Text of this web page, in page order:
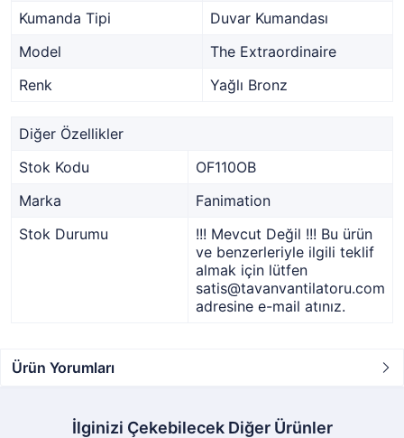
Kumanda Tipi
Duvar Kumandası
Model
The Extraordinaire
Renk
Yağlı Bronz
Diğer Özellikler
Stok Kodu
OF110OB
Marka
Fanimation
Stok Durumu
!!! Mevcut Değil !!! Bu ürün
ve benzerleriyle ilgili teklif
almak için lütfen
satis@tavanvantilatoru.com
adresine e-mail atınız.
Ürün Yorumları
İlginizi Çekebilecek Diğer Ürünler